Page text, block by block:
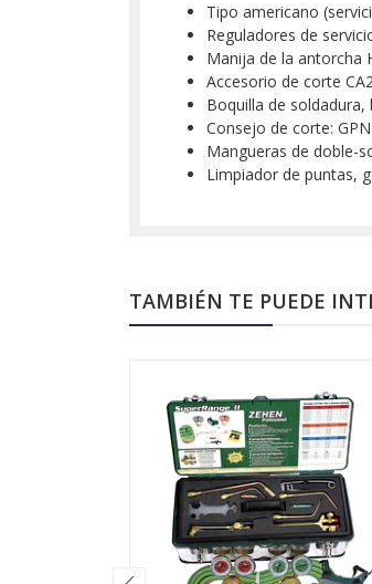
Tipo americano
Reguladores de
Manija de la antorcha
Accesorio de corte
Boquilla de
Consejo de corte: GPN
Mangueras de doble-
Limpiador de puntas,
TAMBIÉN TE PUEDE